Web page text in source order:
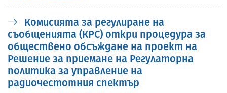
Комисията за регулиране на
съобщенията (КРС) откри процедура за
обществено обсъждане на проект на
Решение за приемане на Регулаторна
политика за управление на
радиочестотния спектър